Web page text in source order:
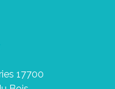
17700